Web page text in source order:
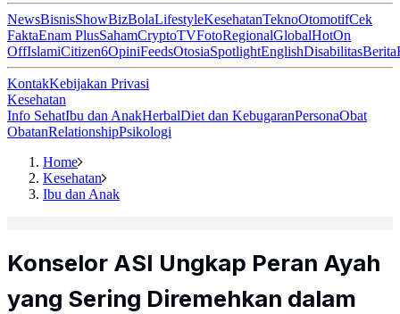
NewsBisnisShowBizBolaLifestyleKesehatanTeknoOtomotifCek
FaktaEnam PlusSahamCryptoTVFotoRegionalGlobalHotOn
OffIslamiCitizen6OpiniFeedsOtosiaSpotlightEnglishDisabilitasBerita
KontakKebijakan Privasi
Kesehatan
Info SehatIbu dan AnakHerbalDiet dan KebugaranPersonaObat
ObatanRelationshipPsikologi
Home
Kesehatan
Ibu dan Anak
Konselor ASI Ungkap Peran Ayah
yang Sering Diremehkan dalam